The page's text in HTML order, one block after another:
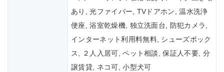
あり, 光ファイバー, TVドアホン, 温水洗浄
便座, 浴室乾燥機, 独立洗面台, 防犯カメラ,
インターネット利用料無料, シューズボック
ス, ２人入居可, ペット相談, 保証人不要, 分
譲賃貸, ネコ可, 小型犬可